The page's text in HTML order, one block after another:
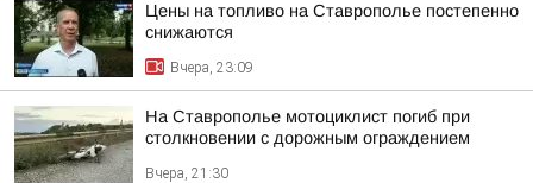
Цены на топливо на Ставрополье постепенно
снижаются
Вчера, 23:09
На Ставрополье мотоциклист погиб при
столкновении с дорожным ограждением
Вчера, 21:30